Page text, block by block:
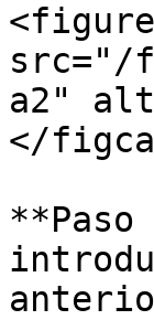
src="/
a2"
</